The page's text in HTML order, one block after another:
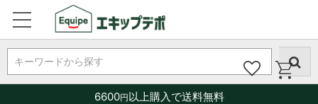
キーワードから探す
6600円以上購入で送料無料